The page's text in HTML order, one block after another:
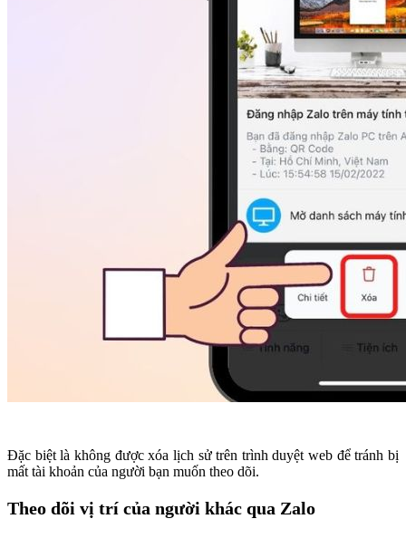
Đặc biệt là không được xóa lịch sử trên trình duyệt web để tránh bị
mất tài khoản của người bạn muốn theo dõi.
Theo dõi vị trí của người khác qua Zalo